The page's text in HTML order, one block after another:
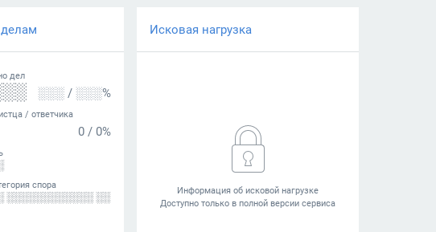
дел
░░░ / ░░░%
/ ответчика
0 / 0%
спора
░░░░░░░░░░░░ ░░
Исковая нагрузка